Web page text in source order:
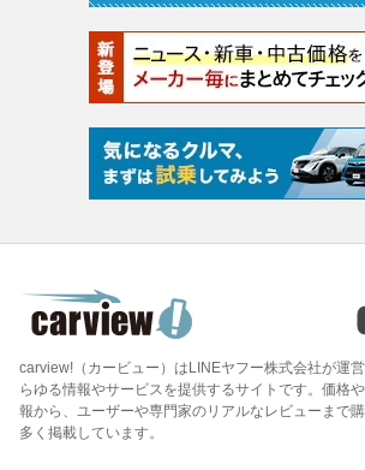
carview!（カービュー）はLINEヤフー株式会社が運
らゆる情報やサービスを提供するサイトです。価格
報から、ユーザーや専門家のリアルなレビューまで
多く掲載しています。